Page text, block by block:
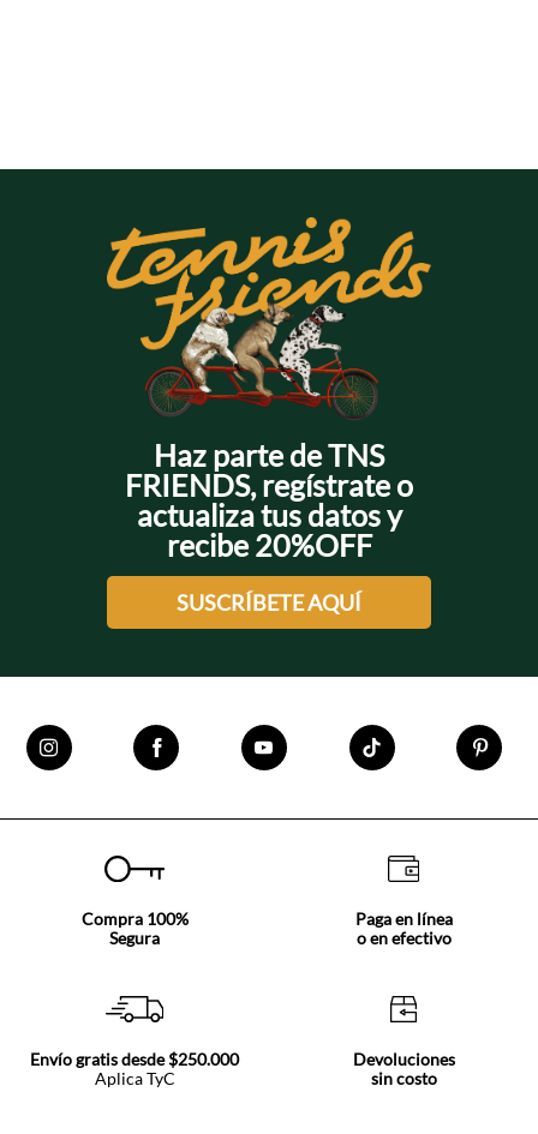
Haz parte de TNS
FRIENDS, regístrate o
actualiza tus datos y
recibe 20%OFF
SUSCRÍBETE AQUÍ
Compra 100%
Segura
Paga en línea
o en efectivo
Envío gratis desde $250.000
Aplica TyC
Devoluciones
sin costo